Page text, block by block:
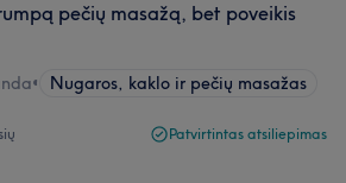
pečių masažą, bet poveikis
• Nugaros, kaklo ir pečių masažas
Patvirtintas atsiliepimas